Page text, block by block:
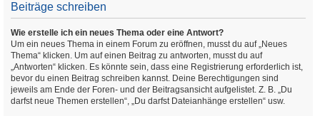
Beiträge schreiben
Wie erstelle ich ein neues Thema oder eine Antwort?
Um ein neues Thema in einem Forum zu eröffnen, musst du auf „Neues
Thema“ klicken. Um auf einen Beitrag zu antworten, musst du auf
„Antworten“ klicken. Es könnte sein, dass eine Registrierung erforderlich ist,
bevor du einen Beitrag schreiben kannst. Deine Berechtigungen sind
jeweils am Ende der Foren- und der Beitragsansicht aufgelistet. Z. B. „Du
darfst neue Themen erstellen“, „Du darfst Dateianhänge erstellen“ usw.